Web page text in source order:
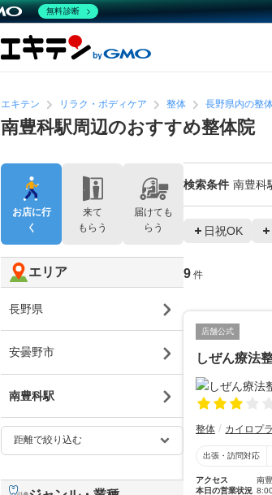
エキテン リラク・ボディケア 整体 長野県内の整
南豊科駅周辺のおすすめ整体院
検索条件 南豊科
日祝OK
9 件
店舗公式
しぜん療法
整体 カイロプ
出張・訪問対応
アクセス
南
本日の営業状況
お店に行
く
来て
もらう
届けても
らう
エリア
長野県
安曇野市
南豊科駅
無料診断